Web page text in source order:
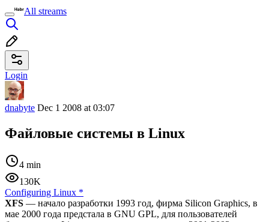
All streams
Login
dnabyte Dec 1 2008 at 03:07
Файловые системы в Linux
4 min
130K
Configuring Linux *
XFS — начало разработки 1993 год, фирма Silicon Graphics, в
мае 2000 года предстала в GNU GPL, для пользователей